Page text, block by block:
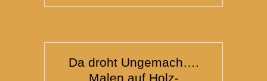
Da droht Ungemach….
Malen auf Holz-